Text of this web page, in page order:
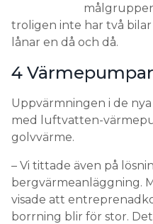
troligen inte har två
lånar en då och då.
4
Uppvärmningen i de
med luftvatten-
golvvärme.
– Vi tittade även på
bergvärmeanläggning.
visade att
borrning blir för stor.